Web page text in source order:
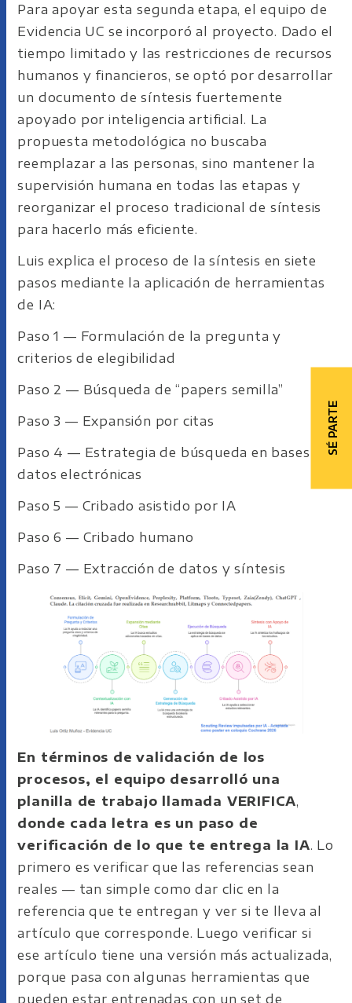
SÉ PARTE
Para apoyar esta segunda etapa, el equipo de
Evidencia UC se incorporó al proyecto. Dado el
tiempo limitado y las restricciones de recursos
humanos y financieros, se optó por desarrollar
un documento de síntesis fuertemente
apoyado por inteligencia artificial. La
propuesta metodológica no buscaba
reemplazar a las personas, sino mantener la
supervisión humana en todas las etapas y
reorganizar el proceso tradicional de síntesis
para hacerlo más eficiente.
Luis explica el proceso de la síntesis en siete
pasos mediante la aplicación de herramientas
de IA:
Paso 1 — Formulación de la pregunta y
criterios de elegibilidad
Paso 2 — Búsqueda de “papers semilla”
Paso 3 — Expansión por citas
Paso 4 — Estrategia de búsqueda en bases de
datos electrónicas
Paso 5 — Cribado asistido por IA
Paso 6 — Cribado humano
Paso 7 — Extracción de datos y síntesis
En términos de validación de los
procesos, el equipo desarrolló una
planilla de trabajo llamada VERIFICA,
donde cada letra es un paso de
verificación de lo que te entrega la IA. Lo
primero es verificar que las referencias sean
reales — tan simple como dar clic en la
referencia que te entregan y ver si te lleva al
artículo que corresponde. Luego verificar si
ese artículo tiene una versión más actualizada,
porque pasa con algunas herramientas que
pueden estar entrenadas con un set de